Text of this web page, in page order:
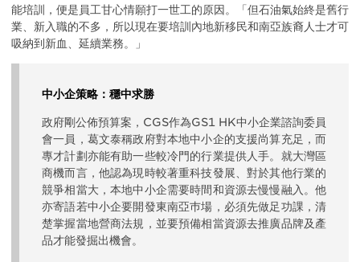
能培訓，便是員工甘心情願打一世工的原因。「但石油氣始終是舊行
業、新入職的不多，所以現在要培訓內地新移民和南亞族裔人士才可
吸納到新血、延續業務。」
中小企策略：穩中求勝
政府剛公佈預算案，CGS作為GS1 HK中小企業諮詢委員
會一員，葛文泰稱政府對本地中小企的支援尚算充足，而
專才計劃亦能有助一些較冷門的行業提供人手。就大灣區
商機而言，他認為現時較著重科技發展、對於其他行業的
競爭相當大，本地中小企需要時間和資源去慢慢融入。他
亦寄語若中小企要開發東南亞巿場，必須先做足功課，清
楚掌握當地營商法規，並要預備相當資源去推廣品牌及產
品才能發掘出機會。